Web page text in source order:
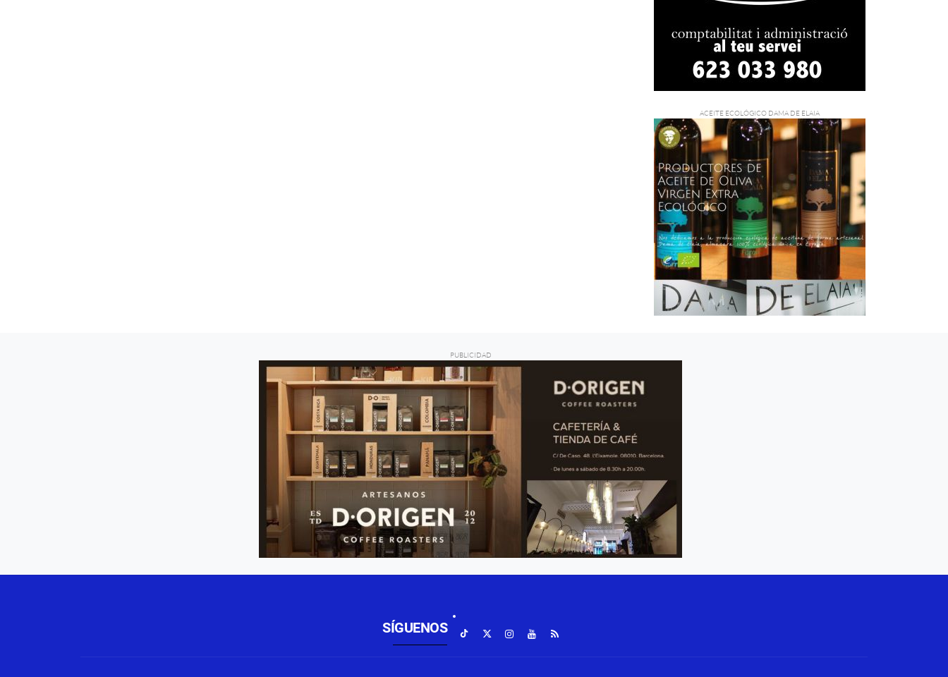
SÍGUENOS